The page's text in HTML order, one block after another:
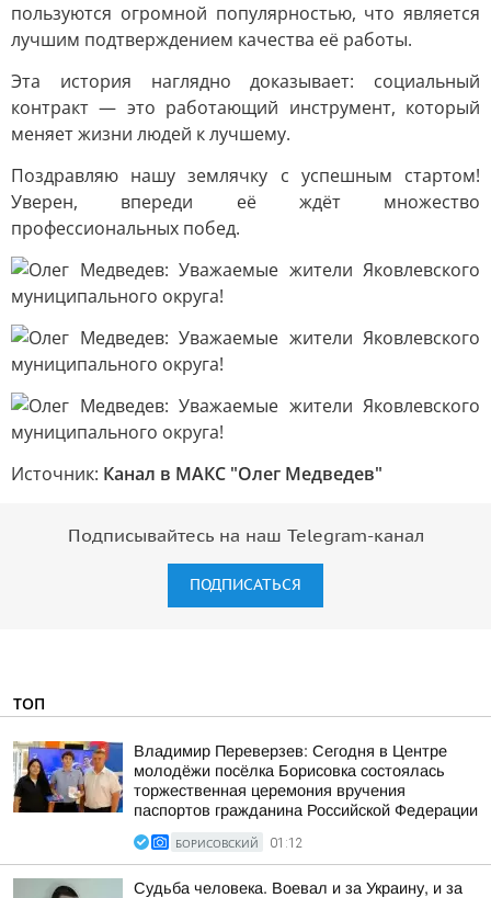
пользуются огромной популярностью, что является
лучшим подтверждением качества её работы.
Эта история наглядно доказывает: социальный
контракт — это работающий инструмент, который
меняет жизни людей к лучшему.
Поздравляю нашу землячку с успешным стартом!
Уверен, впереди её ждёт множество
профессиональных побед.
Источник: Канал в МАКС "Олег Медведев"
Подписывайтесь на наш Telegram-канал
ПОДПИСАТЬСЯ
ТОП
Владимир Переверзев: Сегодня в Центре
молодёжи посёлка Борисовка состоялась
торжественная церемония вручения
паспортов гражданина Российской Федерации
БОРИСОВСКИЙ 01:12
Судьба человека. Воевал и за Украину, и за